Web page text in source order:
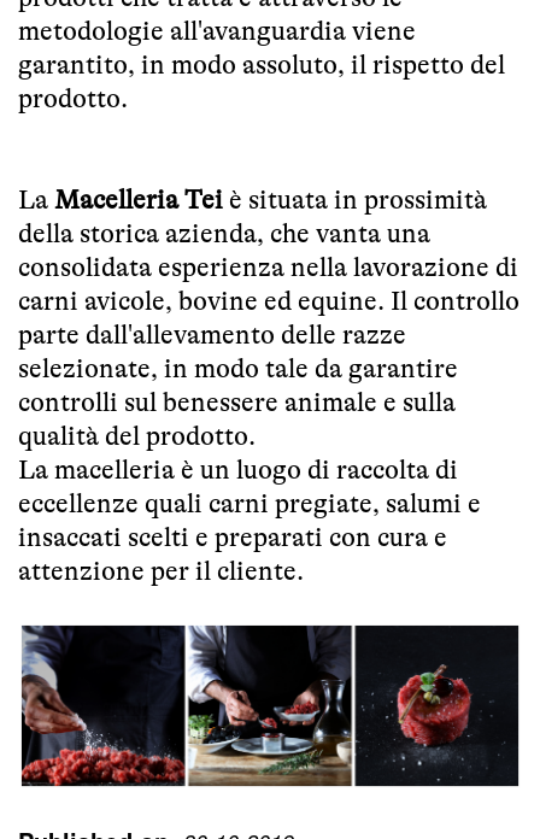
metodologie all'avanguardia viene
garantito, in modo assoluto, il rispetto del
prodotto.
La Macelleria Tei è situata in prossimità
della storica azienda, che vanta una
consolidata esperienza nella lavorazione di
carni avicole, bovine ed equine. Il controllo
parte dall'allevamento delle razze
selezionate, in modo tale da garantire
controlli sul benessere animale e sulla
qualità del prodotto.
La macelleria è un luogo di raccolta di
eccellenze quali carni pregiate, salumi e
insaccati scelti e preparati con cura e
attenzione per il cliente.